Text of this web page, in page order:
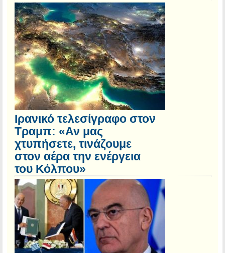
Ιρανικό τελεσίγραφο στον
Τραμπ: «Αν μας
χτυπήσετε, τινάζουμε
στον αέρα την ενέργεια
του Κόλπου»